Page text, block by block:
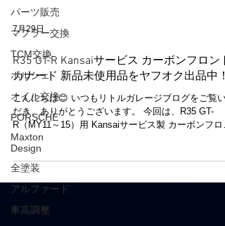
パーツ販売
マフラー交換
TCM交換
ポルシェ
オイル交換
PORSCHE
Maxton
Design
全塗装
アルファード
車高調整
7月29日
R35 GT-R Kansaiサービス カーボンフロント
カナード 新品未使用品をヤフオク出品中！
こんにちは😊 いつもリトルガレージブログをご覧い
だき、ありがとうございます。 今回は、R35 GT-
R（MY11～15）用 Kansaiサービス製 カーボンフロ
トカナードのご紹介です✨ お客様がご購入されたも
の、お車へ取り付ける機会がなく、新品・未使用の
態で保管されていた商品を、代理出品しております
今回出品しているのは、Kansaiサービス正規品です
オークションでは類似品も見かけますが、こちらは